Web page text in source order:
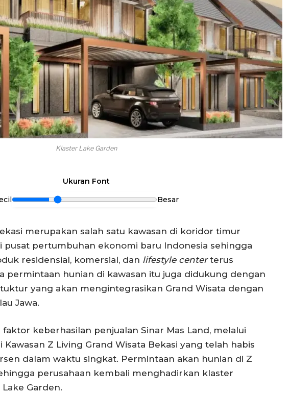
Klaster Lake Garden
Ukuran Font
Besar
merupakan salah satu kawasan di koridor timur
pusat pertumbuhan ekonomi baru Indonesia sehingga
residensial, komersial, dan lifestyle centerterus
permintaan hunian di kawasan itu juga didukung dengan
yang akan mengintegrasikan Grand Wisata dengan
Jawa.
keberhasilan penjualan Sinar Mas Land, melalui
Kawasan Z Living Grand Wisata Bekasi yang telah habis
dalam waktu singkat. Permintaan akan hunian di Z
perusahaan kembali menghadirkan klaster
Garden.